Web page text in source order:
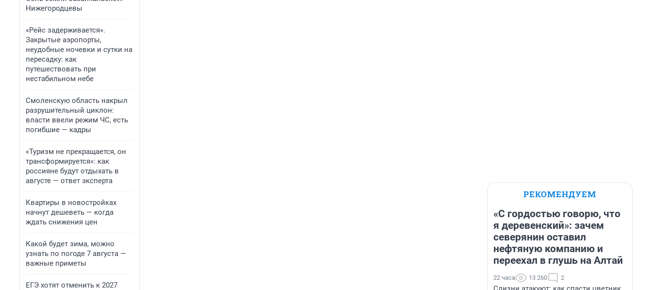
Нижегородцевы
«Рейс задерживается».
Закрытые аэропорты,
неудобные ночевки и сутки на
пересадку: как
путешествовать при
нестабильном небе
Смоленскую область накрыл
разрушительный циклон:
власти ввели режим ЧС, есть
погибшие — кадры
«Туризм не прекращается, он
трансформируется»: как
россияне будут отдыхать в
августе — ответ эксперта
Квартиры в новостройках
начнут дешеветь — когда
ждать снижения цен
Какой будет зима, можно
узнать по погоде 7 августа —
важные приметы
ЕГЭ хотят отменить к 2027
РЕКОМЕНДУЕМ
«С гордостью говорю, что
я деревенский»: зачем
северянин оставил
нефтяную компанию и
переехал в глушь на Алтай
22 часа 13 260 2